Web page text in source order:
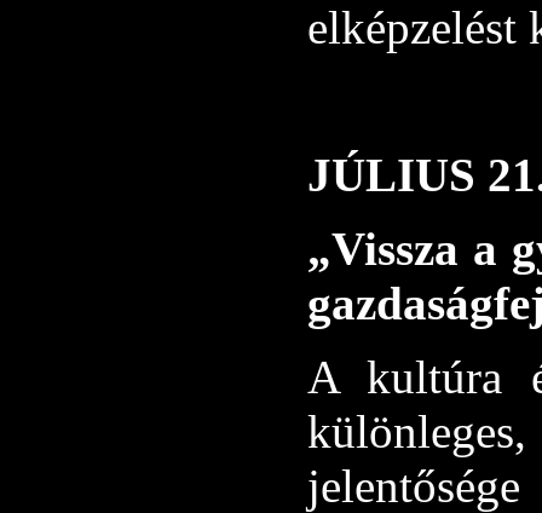
elképzelést
JÚLIUS
„Vissza a
A kultúra